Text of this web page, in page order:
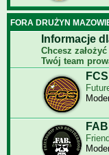
FORA DRUŻYN
Informacje
Chcesz
Twój team
FCS
FAB